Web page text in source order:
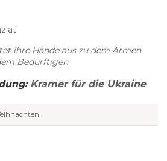
ihre Hände aus zu dem Armen
Bedürftigen
Kramer für die Ukraine